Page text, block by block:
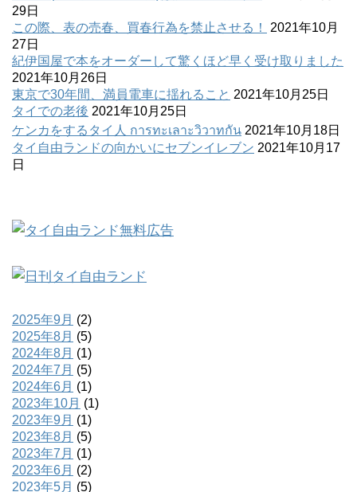
29日
この際、表の売春、買春行為を禁止させる！
2021年10月
27日
紀伊国屋で本をオーダーして驚くほど早く受け取りました
2021年10月26日
東京で30年間、満員電車に揺れること 2021年10月25日
タイでの老後 2021年10月25日
ケンカをするタイ人 การทะเลาะวิวาทกัน 2021年10月18日
タイ自由ランドの向かいにセブンイレブン 2021年10月17
日
2025年9月 (2)
2025年8月 (5)
2024年8月 (1)
2024年7月 (5)
2024年6月 (1)
2023年10月 (1)
2023年9月 (1)
2023年8月 (5)
2023年7月 (1)
2023年6月 (2)
2023年5月 (5)